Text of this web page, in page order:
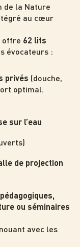
de la Nature
au cœur
offre 62 lits
évocateurs :
privés (douche,
optimal.
sur l’eau
de projection
ou séminaires
avec les